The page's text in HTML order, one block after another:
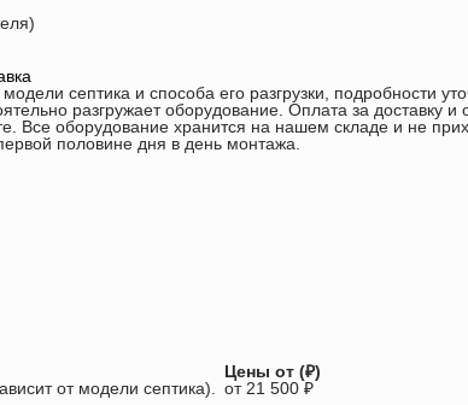
септика и способа его разгрузки, подробности
разгружает оборудование. Оплата за доставку и
Все оборудование хранится на нашем складе и не
половине дня в день монтажа.
Цены от (₽)
от модели септика).
от 21 500 ₽